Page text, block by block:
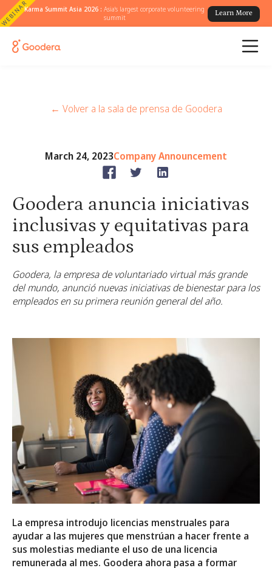
WEBINARKarma Summit Asia 2026 :Asia's largest corporate volunteering
summit
Learn More
← Volver a la sala de prensa de Goodera
March 24, 2023Company Announcement
Goodera anuncia iniciativas
inclusivas y equitativas para
sus empleados
Goodera, la empresa de voluntariado virtual más grande
del mundo, anunció nuevas iniciativas de bienestar para los
empleados en su primera reunión general del año.
La empresa introdujo licencias menstruales para
ayudar a las mujeres que menstrúan a hacer frente a
sus molestias mediante el uso de una licencia
remunerada al mes. Goodera ahora pasa a formar